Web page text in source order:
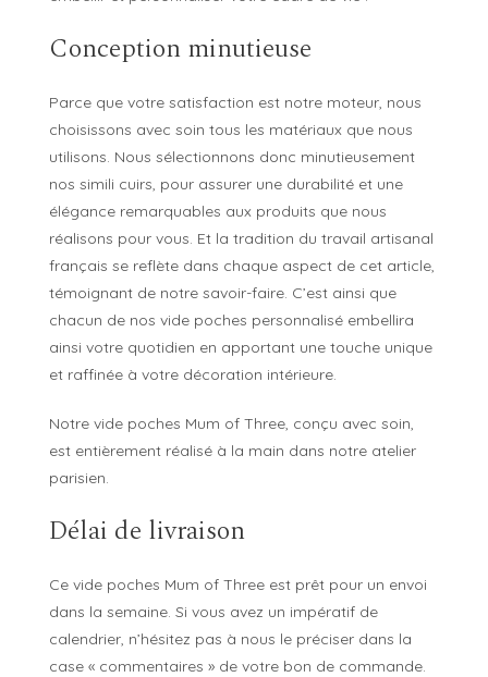
Conception minutieuse
Parce que votre satisfaction est notre moteur, nous
choisissons avec soin tous les matériaux que nous
utilisons. Nous sélectionnons donc minutieusement
nos simili cuirs, pour assurer une durabilité et une
élégance remarquables aux produits que nous
réalisons pour vous. Et la tradition du travail artisanal
français se reflète dans chaque aspect de cet article,
témoignant de notre savoir-faire. C’est ainsi que
chacun de nos vide poches personnalisé embellira
ainsi votre quotidien en apportant une touche unique
et raffinée à votre décoration intérieure.
Notre vide poches Mum of Three, conçu avec soin,
est entièrement réalisé à la main dans notre atelier
parisien.
Délai de livraison
Ce vide poches Mum of Three est prêt pour un envoi
dans la semaine. Si vous avez un impératif de
calendrier, n’hésitez pas à nous le préciser dans la
case « commentaires » de votre bon de commande.